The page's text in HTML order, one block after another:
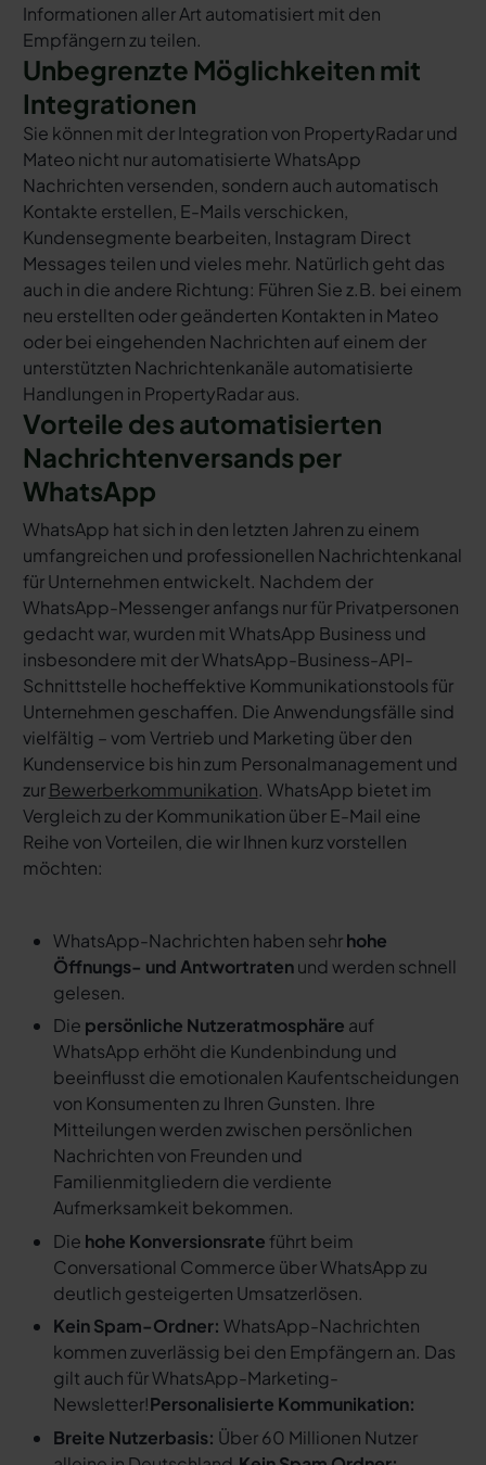
Informationen aller Art automatisiert mit den
Empfängern zu teilen.
Unbegrenzte Möglichkeiten mit
Integrationen
Sie können mit der Integration von PropertyRadar und
Mateo nicht nur automatisierte WhatsApp
Nachrichten versenden, sondern auch automatisch
Kontakte erstellen, E-Mails verschicken,
Kundensegmente bearbeiten, Instagram Direct
Messages teilen und vieles mehr. Natürlich geht das
auch in die andere Richtung: Führen Sie z.B. bei einem
neu erstellten oder geänderten Kontakten in Mateo
oder bei eingehenden Nachrichten auf einem der
unterstützten Nachrichtenkanäle automatisierte
Handlungen in PropertyRadar aus.
Vorteile des automatisierten
Nachrichtenversands per
WhatsApp
WhatsApp hat sich in den letzten Jahren zu einem
umfangreichen und professionellen Nachrichtenkanal
für Unternehmen entwickelt. Nachdem der
WhatsApp-Messenger anfangs nur für Privatpersonen
gedacht war, wurden mit WhatsApp Business und
insbesondere mit der WhatsApp-Business-API-
Schnittstelle hocheffektive Kommunikationstools für
Unternehmen geschaffen. Die Anwendungsfälle sind
vielfältig – vom Vertrieb und Marketing über den
Kundenservice bis hin zum Personalmanagement und
zurBewerberkommunikation. WhatsApp bietet im
Vergleich zu der Kommunikation über E-Mail eine
Reihe von Vorteilen, die wir Ihnen kurz vorstellen
möchten:
WhatsApp-Nachrichten haben sehrhohe
Öffnungs- und Antwortratenund werden schnell
gelesen.
Die persönliche Nutzeratmosphäre auf
WhatsApp erhöht die Kundenbindung und
beeinflusst die emotionalen Kaufentscheidungen
von Konsumenten zu Ihren Gunsten. Ihre
Mitteilungen werden zwischen persönlichen
Nachrichten von Freunden und
Familienmitgliedern die verdiente
Aufmerksamkeit bekommen.
Die hohe Konversionsrate führt beim
Conversational Commerce über WhatsApp zu
deutlich gesteigerten Umsatzerlösen.
Kein Spam-Ordner: WhatsApp-Nachrichten
kommen zuverlässig bei den Empfängern an. Das
gilt auch für WhatsApp-Marketing-
Newsletter!Personalisierte Kommunikation:
Breite Nutzerbasis: Über 60 Millionen Nutzer